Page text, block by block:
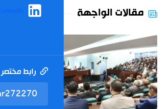
LinkedIn
رابط مختصر
مقالات الواجهة